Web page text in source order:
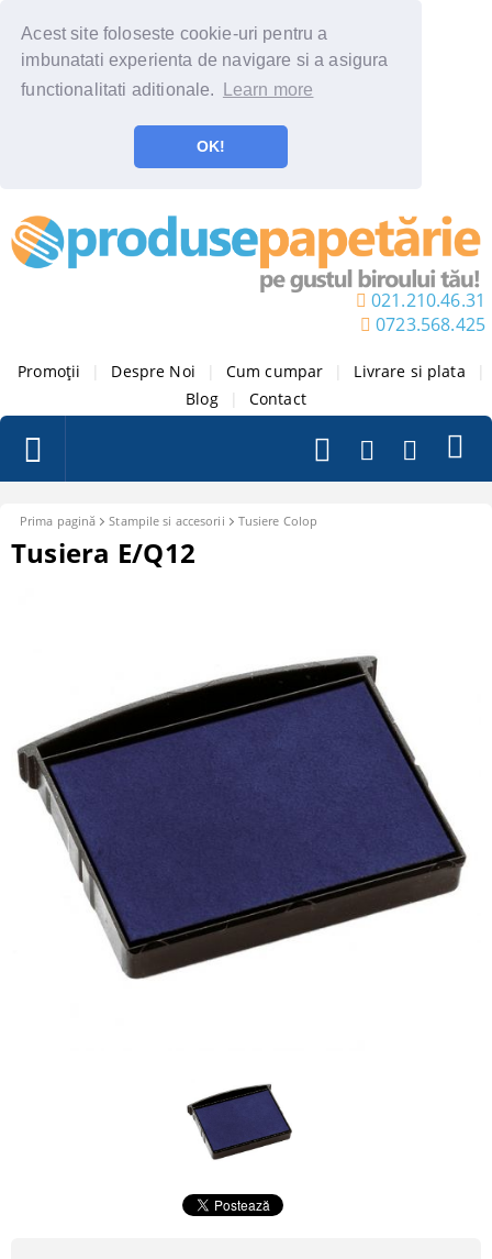
Acest site foloseste cookie-uri pentru a
imbunatati experienta de navigare si a asigura
functionalitati aditionale.
Learn more
OK!
021.210.46.31
0723.568.425
Promoții Despre Noi Cum cumpar Livrare si plata
Blog
Contact
Prima pagină Stampile si accesorii Tusiere Colop
Tusiera E/Q12